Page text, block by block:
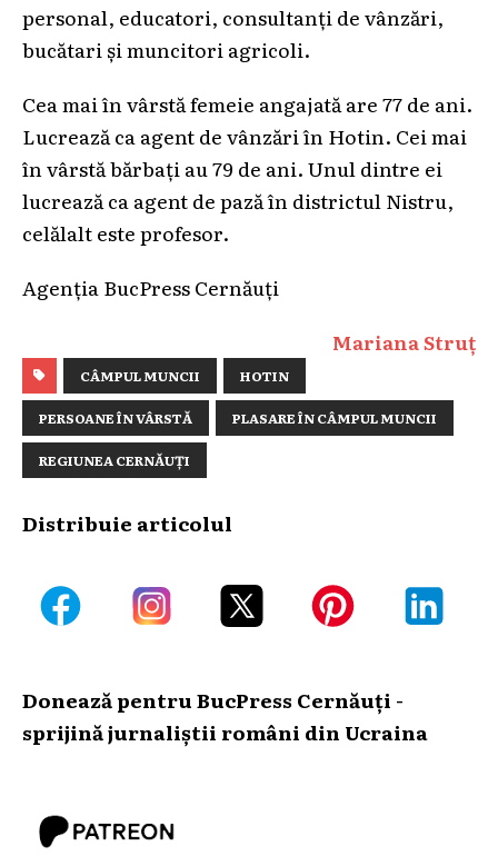
personal, educatori, consultanți de vânzări,
bucătari și muncitori agricoli.
Cea mai în vârstă femeie angajată are 77 de ani.
Lucrează ca agent de vânzări în Hotin. Cei mai
în vârstă bărbați au 79 de ani. Unul dintre ei
lucrează ca agent de pază în districtul Nistru,
celălalt este profesor.
Agenția BucPress Cernăuți
Mariana Struț
CÂMPUL MUNCII HOTIN
PERSOANE ÎN VÂRSTĂ PLASARE ÎN CÂMPUL MUNCII
REGIUNEA CERNĂUȚI
Distribuie articolul
Donează pentru BucPress Cernăuți -
sprijină jurnaliștii români din Ucraina